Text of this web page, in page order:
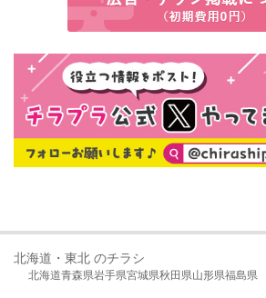
北海道・東北 のチラシ
北海道青森県岩手県宮城県秋田県山形県福島県